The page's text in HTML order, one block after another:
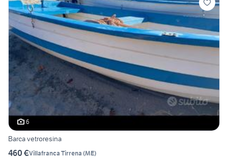
6
Barca vetroresina
460 €Villafranca Tirrena (ME)